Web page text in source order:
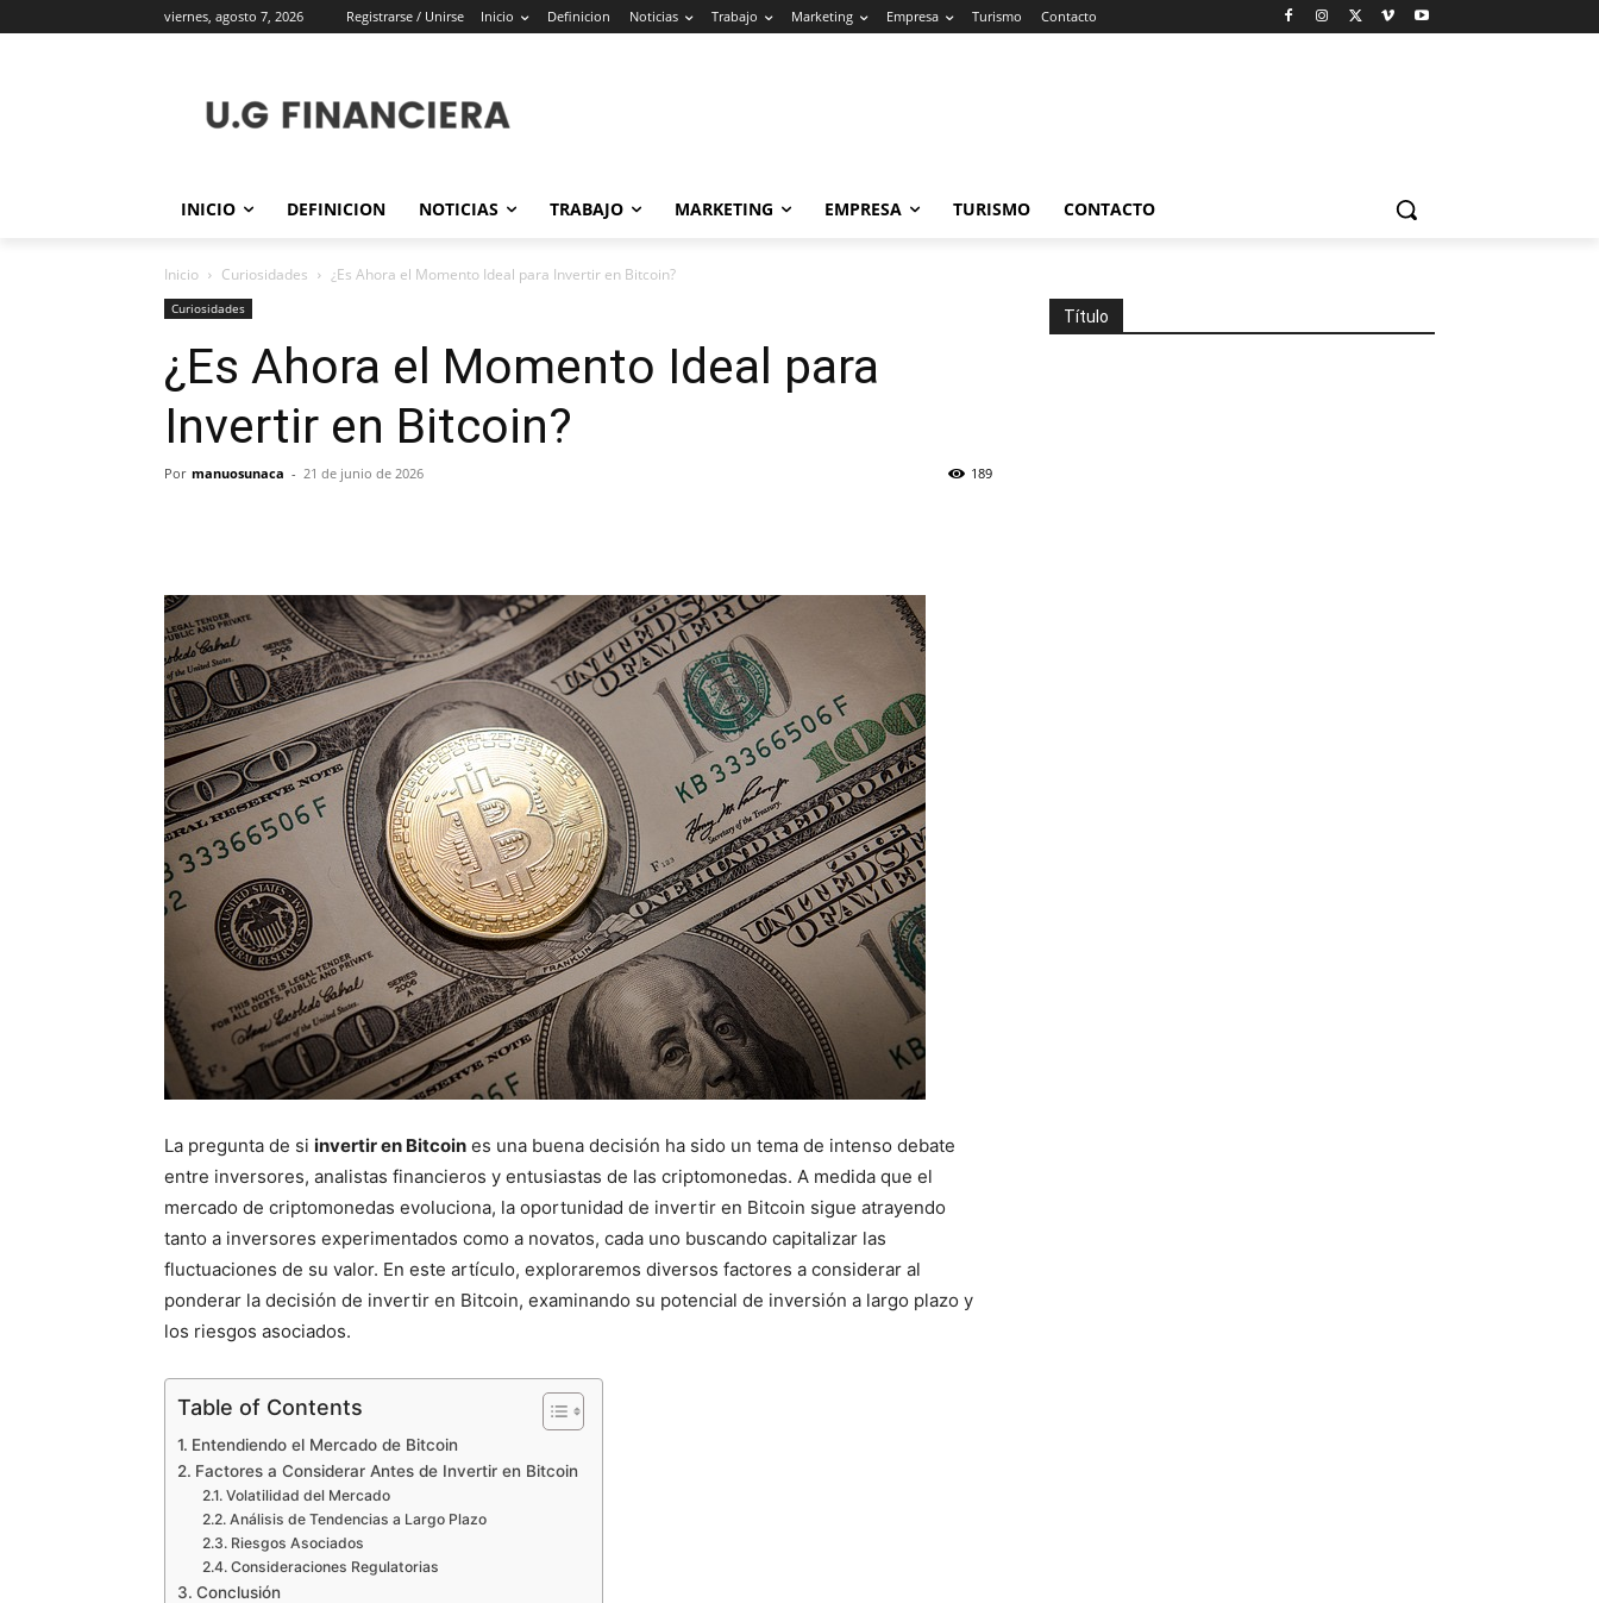
viernes, agosto 7, 2026 Registrarse / Unirse Inicio Definicion Noticias Trabajo Marketing Empresa Turismo Contacto
INICIO DEFINICION NOTICIAS TRABAJO MARKETING EMPRESA TURISMO CONTACTO
Inicio Curiosidades ¿Es Ahora el Momento Ideal para Invertir en Bitcoin?
Curiosidades
¿Es Ahora el Momento Ideal para
Invertir en Bitcoin?
Por manuosunaca - 21 de junio de 2026 189
La pregunta de si invertir en Bitcoin es una buena decisión ha sido un tema de intenso debate
entre inversores, analistas financieros y entusiastas de las criptomonedas. A medida que el
mercado de criptomonedas evoluciona, la oportunidad de invertir en Bitcoin sigue atrayendo
tanto a inversores experimentados como a novatos, cada uno buscando capitalizar las
fluctuaciones de su valor. En este artículo, exploraremos diversos factores a considerar al
ponderar la decisión de invertir en Bitcoin, examinando su potencial de inversión a largo plazo y
los riesgos asociados.
Table of Contents
Entendiendo el Mercado de Bitcoin
Factores a Considerar Antes de Invertir en Bitcoin
Volatilidad del Mercado
Análisis de Tendencias a Largo Plazo
Riesgos Asociados
Consideraciones Regulatorias
Conclusión
Título